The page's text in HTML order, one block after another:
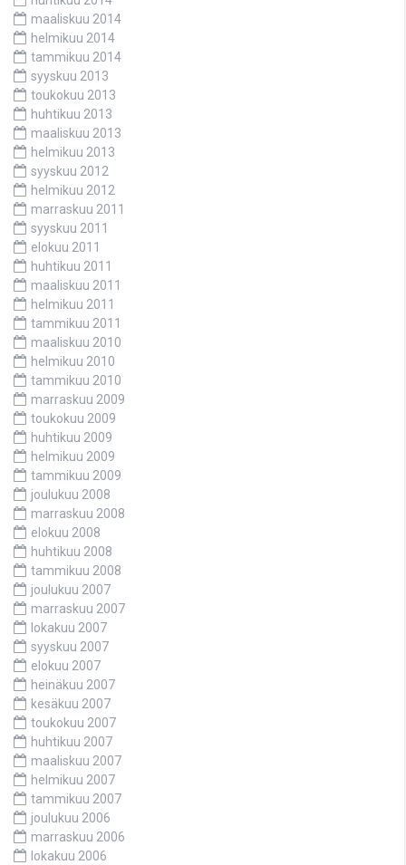
maaliskuu 2014
helmikuu 2014
tammikuu 2014
syyskuu 2013
toukokuu 2013
huhtikuu 2013
maaliskuu 2013
helmikuu 2013
syyskuu 2012
helmikuu 2012
marraskuu 2011
syyskuu 2011
elokuu 2011
huhtikuu 2011
maaliskuu 2011
helmikuu 2011
tammikuu 2011
maaliskuu 2010
helmikuu 2010
tammikuu 2010
marraskuu 2009
toukokuu 2009
huhtikuu 2009
helmikuu 2009
tammikuu 2009
joulukuu 2008
marraskuu 2008
elokuu 2008
huhtikuu 2008
tammikuu 2008
joulukuu 2007
marraskuu 2007
lokakuu 2007
syyskuu 2007
elokuu 2007
heinäkuu 2007
kesäkuu 2007
toukokuu 2007
huhtikuu 2007
maaliskuu 2007
helmikuu 2007
tammikuu 2007
joulukuu 2006
marraskuu 2006
lokakuu 2006